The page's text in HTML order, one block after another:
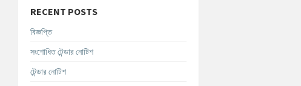
RECENT POSTS
বিজ্ঞপ্তি
সংশোধিত টেন্ডার নোটিশ
টেন্ডার নোটিশ